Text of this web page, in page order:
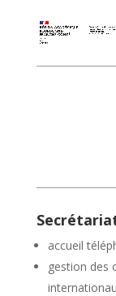
accueil
gestion des